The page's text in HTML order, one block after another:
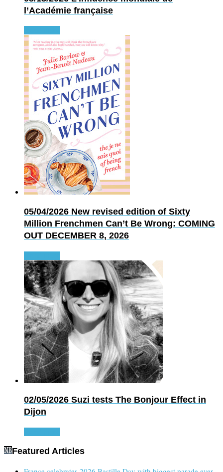
l’Académie française
05/04/2026 New revised edition of Sixty
Million Frenchmen Can’t Be Wrong: COMING
OUT DECEMBER 8, 2026
02/05/2026 Suzi tests The Bonjour Effect in
Dijon
Featured Articles